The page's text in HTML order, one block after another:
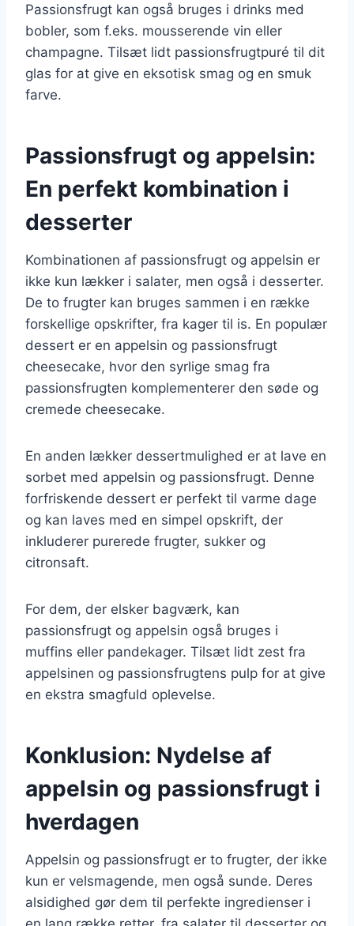
Passionsfrugt kan også bruges i drinks med
bobler, som f.eks. mousserende vin eller
champagne. Tilsæt lidt passionsfrugtpuré til dit
glas for at give en eksotisk smag og en smuk
farve.
Passionsfrugt og appelsin:
En perfekt kombination i
desserter
Kombinationen af passionsfrugt og appelsin er
ikke kun lækker i salater, men også i desserter.
De to frugter kan bruges sammen i en række
forskellige opskrifter, fra kager til is. En populær
dessert er en appelsin og passionsfrugt
cheesecake, hvor den syrlige smag fra
passionsfrugten komplementerer den søde og
cremede cheesecake.
En anden lækker dessertmulighed er at lave en
sorbet med appelsin og passionsfrugt. Denne
forfriskende dessert er perfekt til varme dage
og kan laves med en simpel opskrift, der
inkluderer purerede frugter, sukker og
citronsaft.
For dem, der elsker bagværk, kan
passionsfrugt og appelsin også bruges i
muffins eller pandekager. Tilsæt lidt zest fra
appelsinen og passionsfrugtens pulp for at give
en ekstra smagfuld oplevelse.
Konklusion: Nydelse af
appelsin og passionsfrugt i
hverdagen
Appelsin og passionsfrugt er to frugter, der ikke
kun er velsmagende, men også sunde. Deres
alsidighed gør dem til perfekte ingredienser i